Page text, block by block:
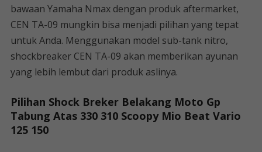
bawaan Yamaha Nmax dengan produk aftermarket,
CEN TA-09 mungkin bisa menjadi pilihan yang tepat
untuk Anda. Menggunakan model sub-tank nitro,
shockbreaker CEN TA-09 akan memberikan ayunan
yang lebih lembut dari produk aslinya.
Pilihan Shock Breker Belakang Moto Gp
Tabung Atas 330 310 Scoopy Mio Beat Vario
125 150